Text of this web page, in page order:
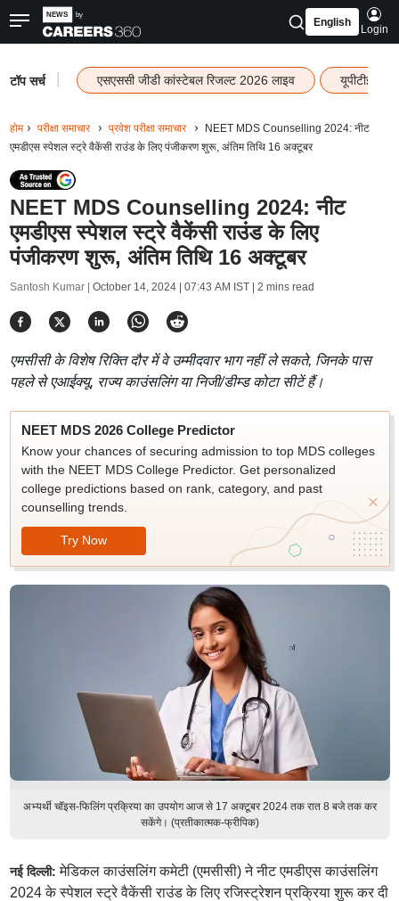
English
Login
टॉप सर्च एसएससी जीडी कांस्टेबल रिजल्ट 2026 लाइव यूपीटीईटी
होम परीक्षा समाचार प्रवेश परीक्षा समाचार
NEET MDS Counselling 2024: नीट
एमडीएस स्पेशल स्ट्रे वैकेंसी राउंड के लिए पंजीकरण शुरू, अंतिम तिथि 16 अक्टूबर
NEET MDS Counselling 2024: नीट
एमडीएस स्पेशल स्ट्रे वैकेंसी राउंड के लिए
पंजीकरण शुरू, अंतिम तिथि 16 अक्टूबर
Santosh Kumar | October 14, 2024 | 07:43 AM IST| 2 mins read
एमसीसी के विशेष रिक्ति दौर में वे उम्मीदवार भाग नहीं ले सकते, जिनके पास
पहले से एआईक्यू, राज्य काउंसलिंग या निजी/डीम्ड कोटा सीटें हैं।
NEET MDS 2026 College Predictor
Know your chances of securing admission to top MDS colleges
with the NEET MDS College Predictor. Get personalized
college predictions based on rank, category, and past
counselling trends.
Try Now
अभ्यर्थी चॉइस-फिलिंग प्रक्रिया का उपयोग आज से 17 अक्टूबर 2024 तक रात 8 बजे तक कर
सकेंगे। (प्रतीकात्मक-फ्रीपिक)
नई दिल्ली:मेडिकल काउंसलिंग कमेटी (एमसीसी) ने नीट एमडीएस काउंसलिंग
2024 के स्पेशल स्ट्रे वैकेंसी राउंड के लिए रजिस्ट्रेशन प्रक्रिया शुरू कर दी